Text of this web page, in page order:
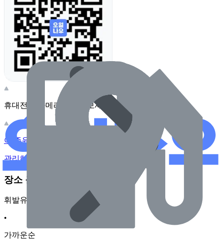
휴대전화 카메라로 찍어보세요
이 주유소의 사장님이신가요?
관리하기
장소 근처 주유소
휘발유
•
가까운순